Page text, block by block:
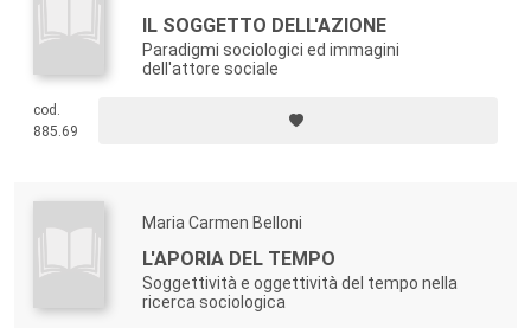
IL SOGGETTO DELL'AZIONE
Paradigmi sociologici ed immagini
dell'attore sociale
cod.
885.69
Maria Carmen Belloni
L'APORIA DEL TEMPO
Soggettività e oggettività del tempo nella
ricerca sociologica